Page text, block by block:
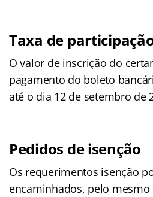
Taxa de
O valor de inscrição do
pagamento do boleto
até o dia 12 de setembro de
Pedidos de isenção
Os requerimentos isenção
encaminhados, pelo